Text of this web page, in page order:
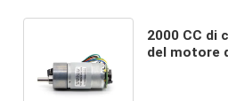
2000 CC di
del motore